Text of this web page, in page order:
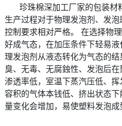
珍珠棉深加工厂家的包装
生产过程对于物理发泡剂、发
控制要求相对严格。 在选择物
好成气态，在加压条件下轻易
理发泡剂从液态转化为气态的
臭、无毒、无腐鉵性、发泡后
渗透率低，室温下蒸汽压低、
容积的气体本钱低、挤出状态
量变化会增加，易使塑料发泡成